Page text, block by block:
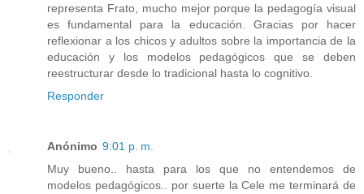
representa Frato, mucho mejor porque la pedagogía visual
es fundamental para la educación. Gracias por hacer
reflexionar a los chicos y adultos sobre la importancia de la
educación y los modelos pedagógicos que se deben
reestructurar desde lo tradicional hasta lo cognitivo.
Responder
Anónimo 9:01 p. m.
Muy bueno.. hasta para los que no entendemos de
modelos pedagógicos.. por suerte la Cele me terminará de